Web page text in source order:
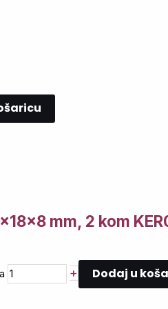
mm, 2 kom
+ Dodaj u